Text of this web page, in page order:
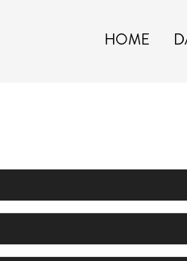
HOME